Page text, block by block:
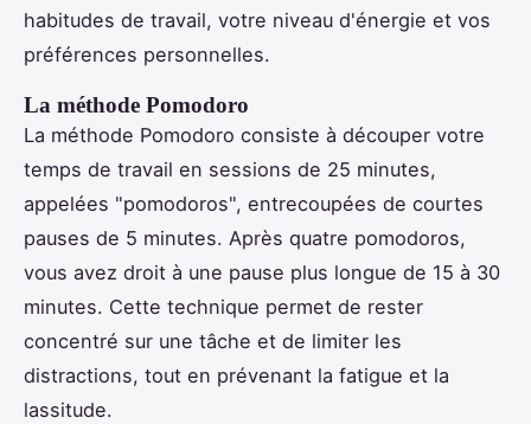
habitudes de travail, votre niveau d'énergie et vos
préférences personnelles.
La méthode Pomodoro
La méthode Pomodoro consiste à découper votre
temps de travail en sessions de 25 minutes,
appelées "pomodoros", entrecoupées de courtes
pauses de 5 minutes. Après quatre pomodoros,
vous avez droit à une pause plus longue de 15 à 30
minutes. Cette technique permet de rester
concentré sur une tâche et de limiter les
distractions, tout en prévenant la fatigue et la
lassitude.